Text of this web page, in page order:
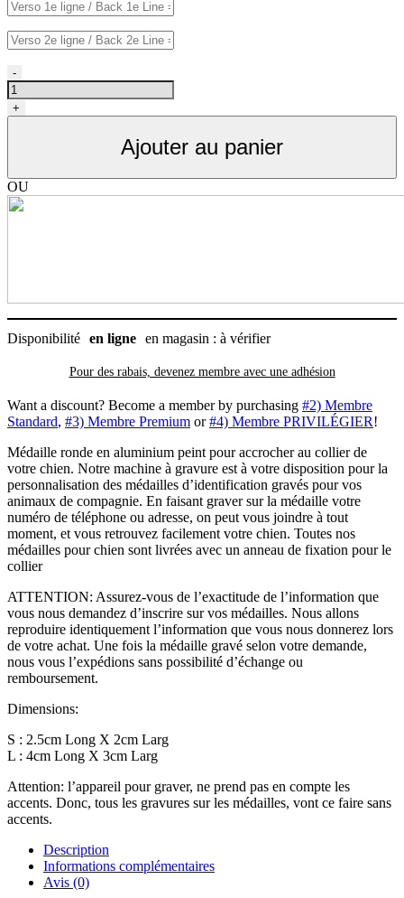
quantité
de
Médaille
ronde
marine
-
+
Ajouter au panier
OU
Disponibilité en ligne en magasin : à vérifier
Pour des rabais, devenez membre avec une adhésion
Want a discount? Become a member by purchasing #2) Membre
Standard, #3) Membre Premium or#4) Membre PRIVILÉGIER!
Médaille ronde en aluminium peint pour accrocher au collier de
votre chien. Notre machine à gravure est à votre disposition pour la
personnalisation des médailles d’identification gravés pour vos
animaux de compagnie. En faisant graver sur la médaille votre
numéro de téléphone ou adresse, on peut vous joindre à tout
moment, et vous retrouvez facilement votre chien. Toutes nos
médailles pour chien sont livrées avec un anneau de fixation pour le
collier
ATTENTION: Assurez-vous de l’exactitude de l’information que
vous nous demandez d’inscrire sur vos médailles. Nous allons
reproduire identiquement l’information que vous nous donnerez lors
de votre achat. Une fois la médaille gravé selon votre demande,
nous vous l’expédions sans possibilité d’échange ou
remboursement.
Dimensions:
S : 2.5cm Long X 2cm Larg
L : 4cm Long X 3cm Larg
Attention: l’appareil pour graver, ne prend pas en compte les
accents. Donc, tous les gravures sur les médailles, vont ce faire sans
accents.
Description
Informations complémentaires
Avis (0)